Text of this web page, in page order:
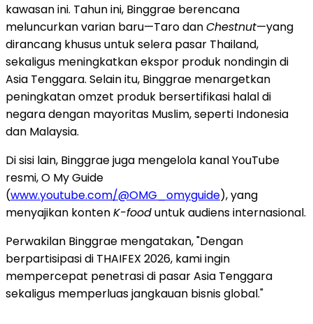
kawasan ini. Tahun ini, Binggrae berencana
meluncurkan varian baru—Taro danChestnut—yang
dirancang khusus untuk selera pasar Thailand,
sekaligus meningkatkan ekspor produk nondingin di
Asia Tenggara. Selain itu, Binggrae menargetkan
peningkatan omzet produk bersertifikasi halal di
negara dengan mayoritas Muslim, seperti Indonesia
dan Malaysia.
Di sisi lain, Binggrae juga mengelola kanal YouTube
resmi, O My Guide
(www.youtube.com/@OMG_omyguide), yang
menyajikan kontenK-fooduntuk audiens internasional.
Perwakilan Binggrae mengatakan, "Dengan
berpartisipasi di THAIFEX 2026, kami ingin
mempercepat penetrasi di pasar Asia Tenggara
sekaligus memperluas jangkauan bisnis global."